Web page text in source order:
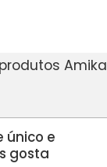
único e
gosta